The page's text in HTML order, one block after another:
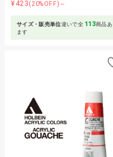
¥423(20%OFF)～
サイズ・販売単位違いで全 113商品あ
ます